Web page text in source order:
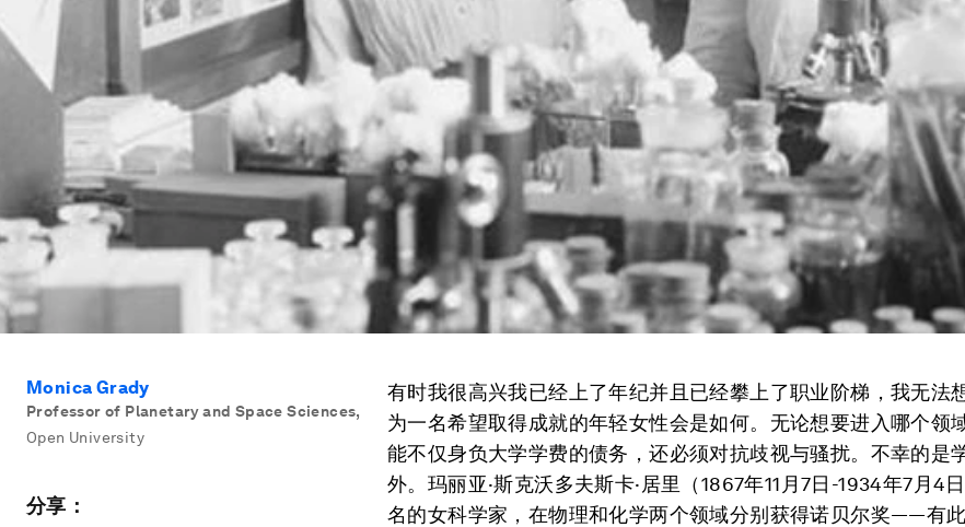
Monica Grady
Professor of Planetary and Space Sciences,
Open University
分享：
有时我很高兴我已经上了年纪并且已经攀上了职业阶梯，我无法
为一名希望取得成就的年轻女性会是如何。无论想要进入哪个领
能不仅身负大学学费的债务，还必须对抗歧视与骚扰。不幸的是
外。玛丽亚·斯克沃多夫斯卡·居里（1867年11月7日-1934年7月4
名的女科学家，在物理和化学两个领域分别获得诺贝尔奖——有